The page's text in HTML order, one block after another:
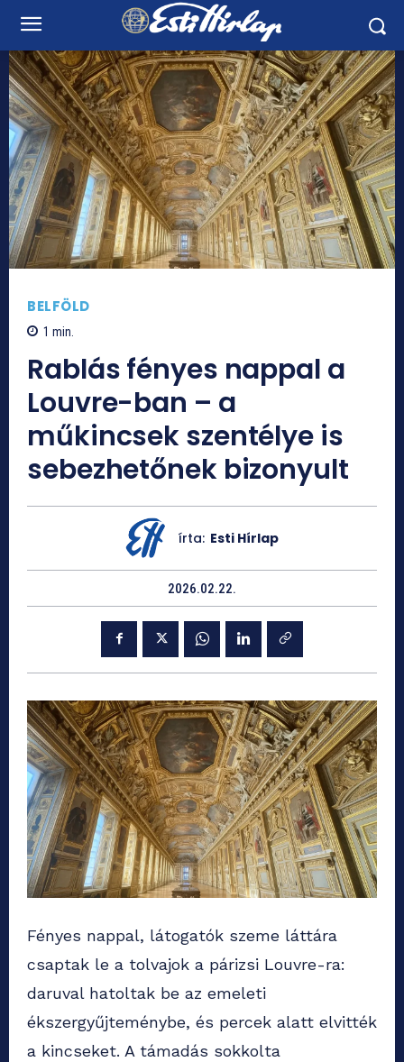
BELFÖLD
1 min.
Rablás fényes nappal a
Louvre-ban – a
műkincsek szentélye is
sebezhetőnek bizonyult
írta: Esti Hírlap
2026.02.22.
Fényes nappal, látogatók szeme láttára
csaptak le a tolvajok a párizsi Louvre-ra:
daruval hatoltak be az emeleti
ékszergyűjteménybe, és percek alatt elvitték
a kincseket. A támadás sokkolta